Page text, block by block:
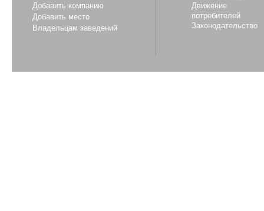
Добавить компанию
Добавить место
Владельцам заведений
Движение
потребителей
Законодательство